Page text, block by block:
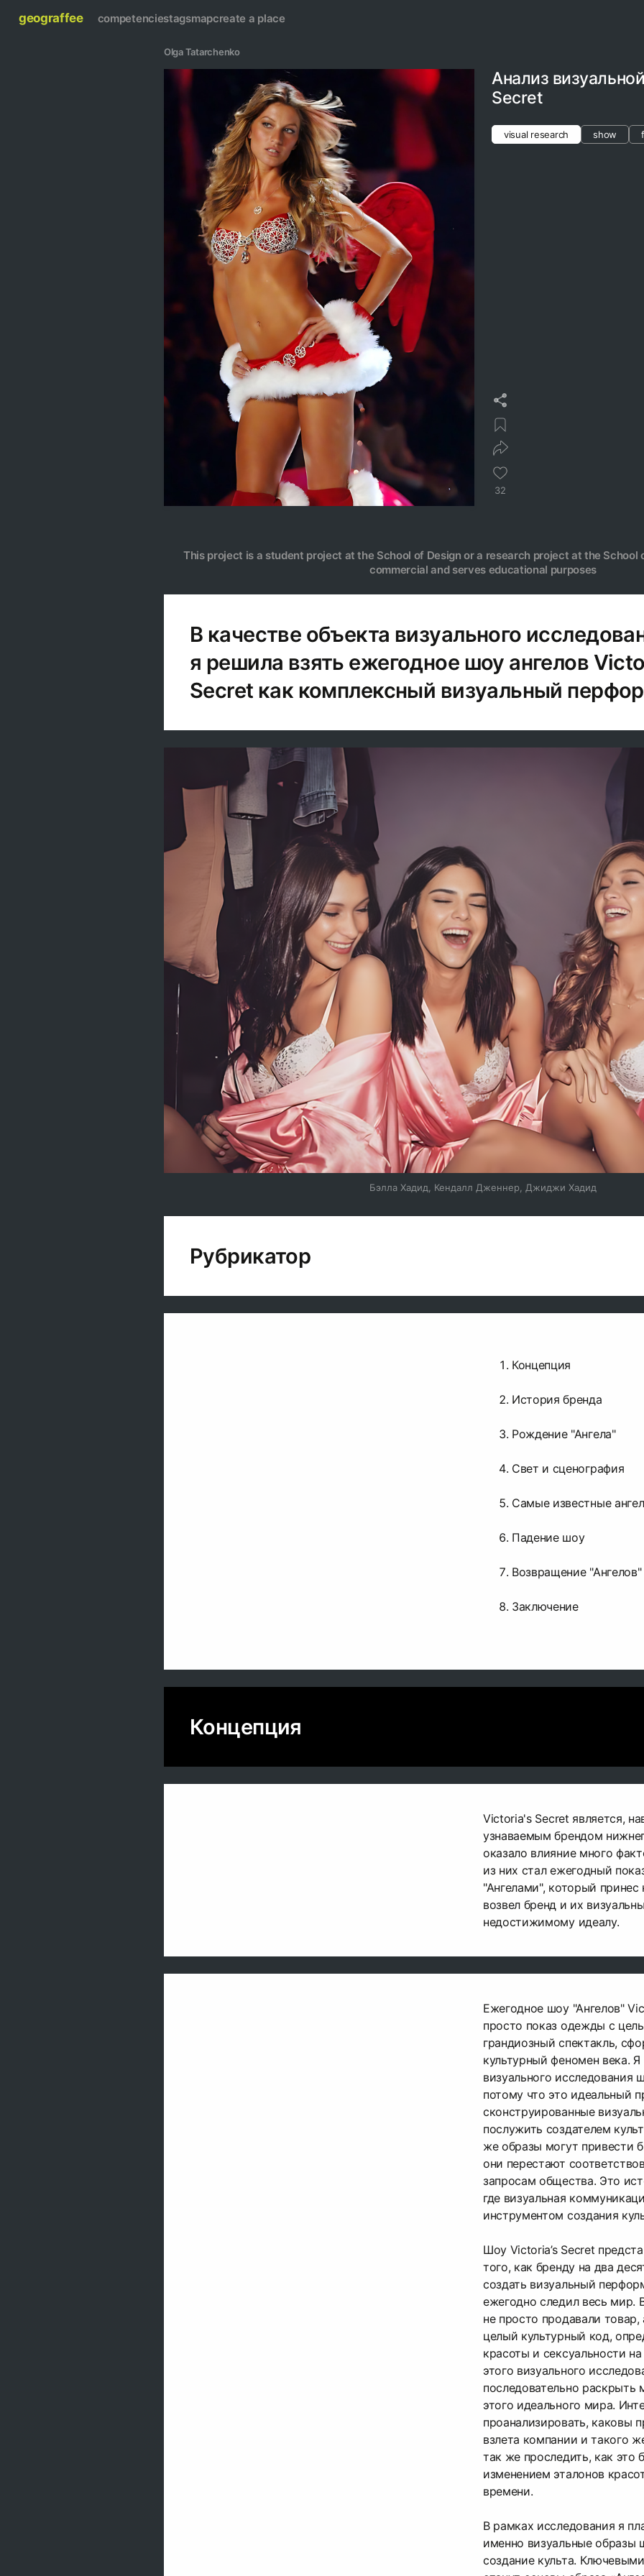
geograffee competenciestagsmapcreate a place
Olga Tatarchenko
Анализ
Secret
visual research show
32
This project is a student project at the School of Design or a research project at the School
commercial and serves educational purposes
В качестве объекта визуального
я решила взять ежегодное шоу ангелов
Secret как комплексный визуальный
Бэлла Хадид, Кендалл Дженнер, Джиджи Хадид
Рубрикатор
Концепция
История бренда
Рождение "Ангела"
Свет и сценография
Самые известные
Падение шоу
Возвращение "Ангелов"
Заключение
Концепция
Victoria's Secret является,
узнаваемым брендом
оказало влияние много
из них стал ежегодный
"Ангелами", который принес
возвел бренд и их
недостижимому идеалу.
Ежегодное шоу "Ангелов"
просто показ одежды с
грандиозный спектакль,
культурный феномен века.
визуального исследования
потому что это идеальный
сконструированные
послужить создателем
же образы могут привести
они перестают
запросам общества. Это
где визуальная
инструментом создания
Шоу Victoria’s Secret
того, как бренду на два
создать визуальный
ежегодно следил весь мир.
не просто продавали
целый культурный код,
красоты и сексуальности
этого визуального
последовательно раскрыть
этого идеального мира.
проанализировать, каковы
взлета компании и такого
так же проследить, как это
изменением эталонов
времени.
В рамках исследования я
именно визуальные образы
создание культа.